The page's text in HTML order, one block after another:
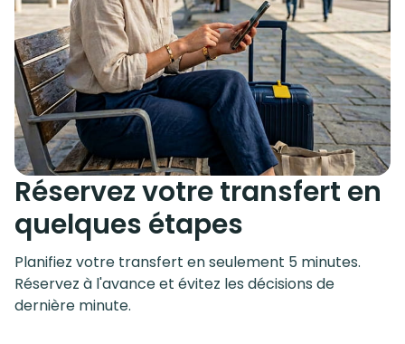
Réservez votre transfert en
quelques étapes
Planifiez votre transfert en seulement 5 minutes.
Réservez à l'avance et évitez les décisions de
dernière minute.